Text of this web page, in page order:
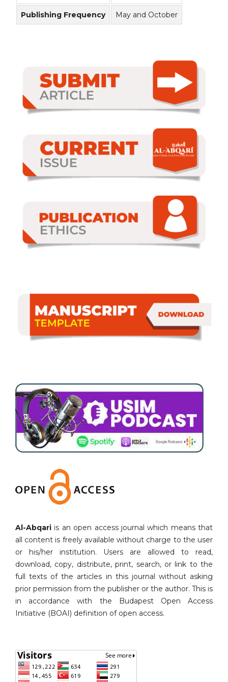
Publishing Frequency May and October
Al-Abqari is an open access journal which means that
all content is freely available without charge to the user
or his/her institution. Users are allowed to read,
download, copy, distribute, print, search, or link to the
full texts of the articles in this journal without asking
prior permission from the publisher or the author. This is
in accordance with the Budapest Open Access
Initiative (BOAI) definition of open access.